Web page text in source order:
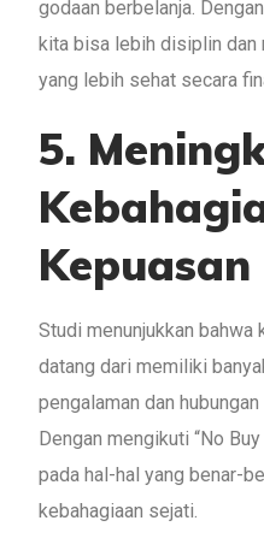
godaan berbelanja.
kita bisa lebih disiplin dan
yang lebih sehat secara
5.
Kepuasan
Studi menunjukkan bahwa
datang dari memiliki
pengalaman dan
Dengan mengikuti “No
pada hal-hal yang benar-
kebahagiaan sejati.